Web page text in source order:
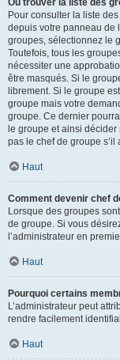
Où trouver la liste des
Pour consulter la liste
depuis votre panneau de
groupes, sélectionnez le
Toutefois, tous les
nécessiter une
être masqués. Si le
librement. Si le groupe
groupe mais votre
groupe. Ce dernier
le groupe et ainsi
pas le chef de groupe
Haut
Comment devenir chef
Lorsque des groupes
de groupe. Si vous
l’administrateur en
Haut
Pourquoi certains
L’administrateur peut
rendre facilement
Haut